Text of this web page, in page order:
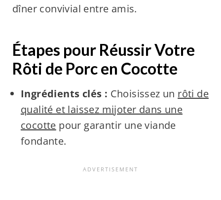
dîner convivial entre amis.
Étapes pour Réussir Votre
Rôti de Porc en Cocotte
Ingrédients clés : Choisissez un rôti de
qualité et laissez mijoter dans une
cocotte pour garantir une viande
fondante.